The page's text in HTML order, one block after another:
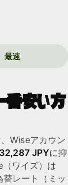
最速
番安い方
Wiseアカウン
32,287 JPYに抑
ワイズ）は
レート（ミッ